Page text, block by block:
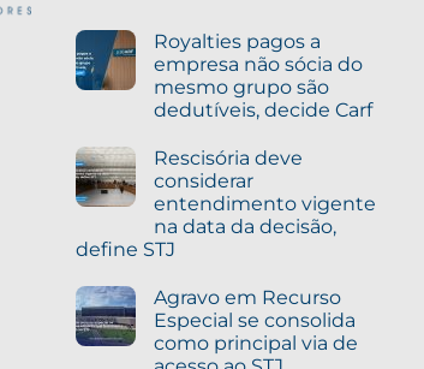
Royalties pagos a
empresa não sócia do
mesmo grupo são
dedutíveis, decide Carf
Rescisória deve
considerar
entendimento vigente
na data da decisão,
define STJ
Agravo em Recurso
Especial se consolida
como principal via de